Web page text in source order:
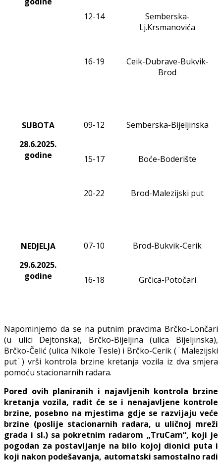
12-14
Semberska-
Lj.Krsmanovića
16-19
Ceik-Dubrave-Bukvik-
Brod
SUBOTA
28.6.2025.
godine
09-12 Semberska-Bijeljinska
15-17 Boće-Boderište
20-22 Brod-Malezijski put
NEDJELJA
29.6.2025.
godine
07-10 Brod-Bukvik-Cerik
16-18 Grčica-Potočari
Napominjemo da se na putnim pravcima Brčko-Lončari
(u ulici Dejtonska), Brčko-Bijeljina (ulica Bijeljinska),
Brčko-Čelić (ulica Nikole Tesle) i Brčko-Cerik (¨Malezijski
put¨) vrši kontrola brzine kretanja vozila iz dva smjera
pomoću stacionarnih radara.
Pored ovih planiranih i najavljenih kontrola brzine
kretanja vozila, radit će se i nenajavljene kontrole
brzine, posebno na mjestima gdje se razvijaju veće
brzine (poslije stacionarnih radara, u uličnoj mreži
grada i sl.) sa pokretnim radarom „TruCam“, koji je
pogodan za postavljanje na bilo kojoj dionici puta i
koji nakon podešavanja, automatski samostalno radi